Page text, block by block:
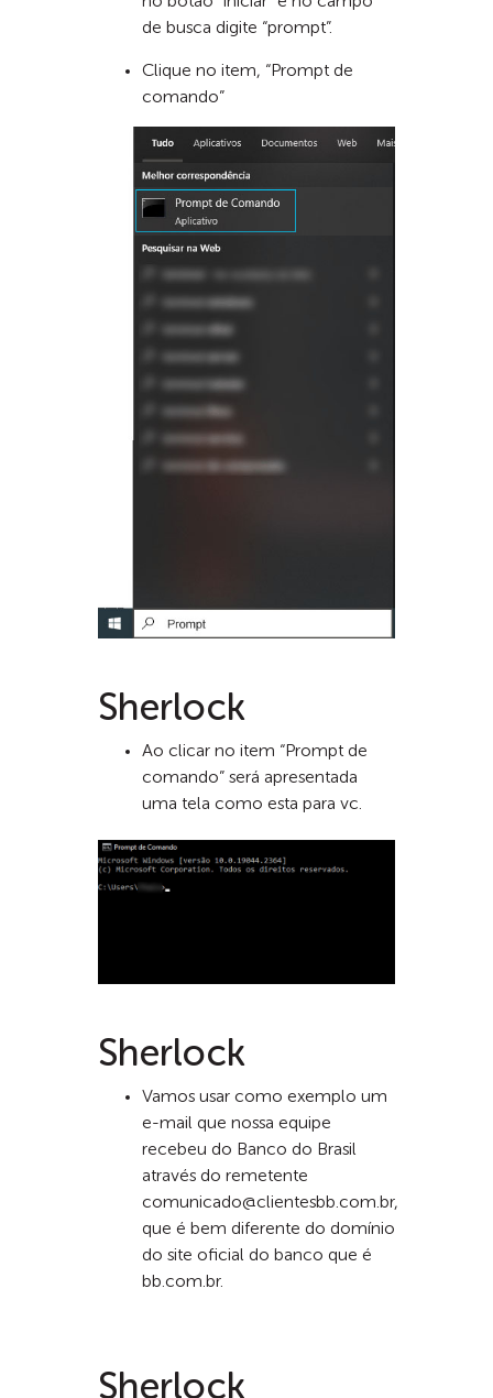
de busca digite “prompt”.
Clique no item, “Prompt de
comando”
Sherlock
Ao clicar no item “Prompt de
comando” será apresentada
uma tela como esta para vc.
Sherlock
Vamos usar como exemplo um
e-mail que nossa equipe
recebeu do Banco do Brasil
através do remetente
comunicado@clientesbb.com.br,
que é bem diferente do domínio
do site oficial do banco que é
bb.com.br.
Sherlock